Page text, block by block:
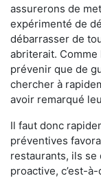
assurerons de
expérimenté de
débarrasser de
abriterait. Comme
prévenir que de
chercher à
avoir remarqué
Il faut donc
préventives
restaurants, ils se
proactive, c’est-